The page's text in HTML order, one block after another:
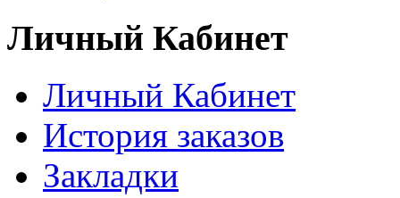
Личный Кабинет
Личный Кабинет
История заказов
Закладки